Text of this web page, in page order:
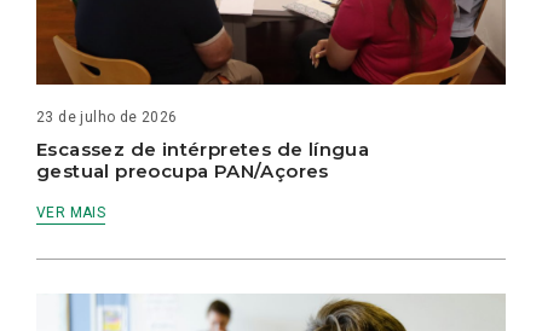
23 de julho de 2026
Escassez de intérpretes de língua
gestual preocupa PAN/Açores
VER MAIS